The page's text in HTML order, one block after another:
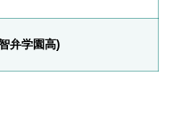
弁学園高)